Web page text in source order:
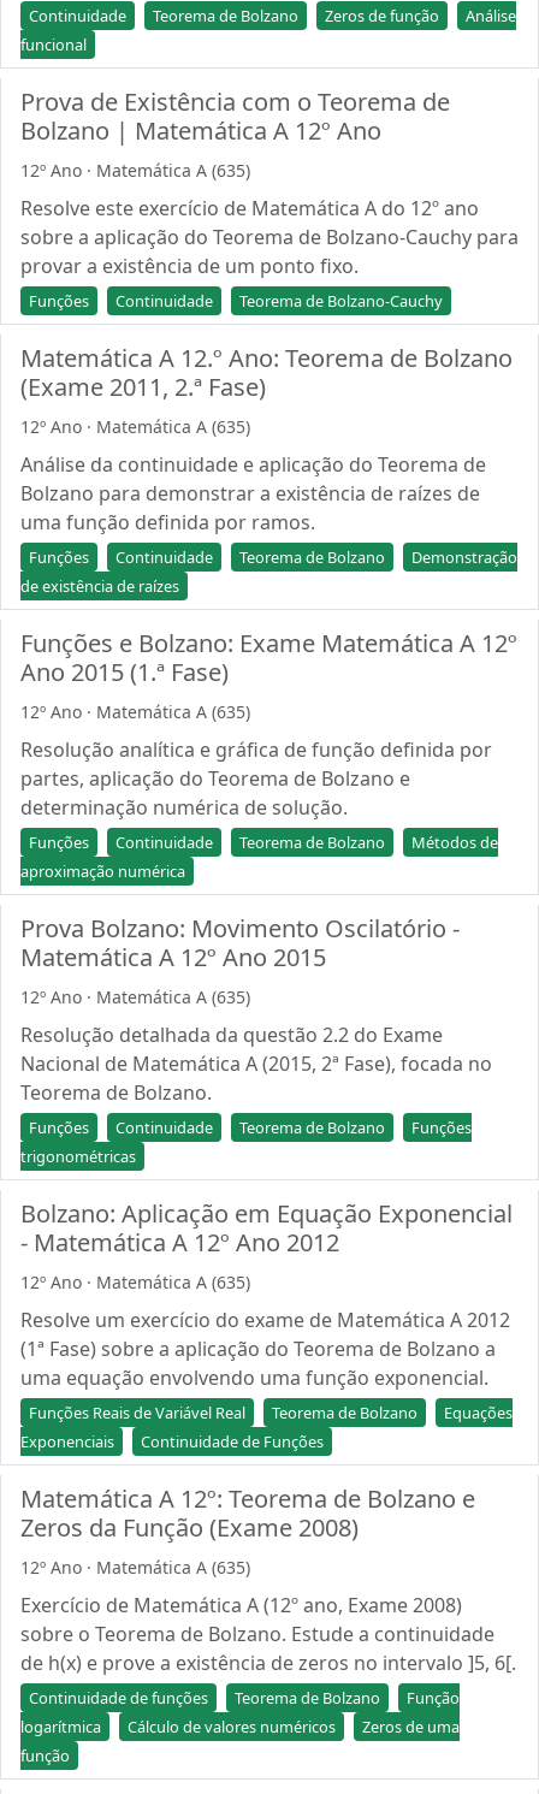
Continuidade Teorema de Bolzano Zeros de função
Análise
funcional
Prova de Existência com o Teorema de
Bolzano | Matemática A 12º Ano
12º Ano · Matemática A (635)
Resolve este exercício de Matemática A do 12º ano
sobre a aplicação do Teorema de Bolzano-Cauchy para
provar a existência de um ponto fixo.
Funções Continuidade Teorema de Bolzano-Cauchy
Matemática A 12.º Ano: Teorema de Bolzano
(Exame 2011, 2.ª Fase)
12º Ano · Matemática A (635)
Análise da continuidade e aplicação do Teorema de
Bolzano para demonstrar a existência de raízes de
uma função definida por ramos.
Funções Continuidade Teorema de Bolzano
Demonstração
de existência de raízes
Funções e Bolzano: Exame Matemática A 12º
Ano 2015 (1.ª Fase)
12º Ano · Matemática A (635)
Resolução analítica e gráfica de função definida por
partes, aplicação do Teorema de Bolzano e
determinação numérica de solução.
Funções Continuidade Teorema de Bolzano
Métodos de
aproximação numérica
Prova Bolzano: Movimento Oscilatório -
Matemática A 12º Ano 2015
12º Ano · Matemática A (635)
Resolução detalhada da questão 2.2 do Exame
Nacional de Matemática A (2015, 2ª Fase), focada no
Teorema de Bolzano.
Funções Continuidade Teorema de Bolzano
Funções
trigonométricas
Bolzano: Aplicação em Equação Exponencial
- Matemática A 12º Ano 2012
12º Ano · Matemática A (635)
Resolve um exercício do exame de Matemática A 2012
(1ª Fase) sobre a aplicação do Teorema de Bolzano a
uma equação envolvendo uma função exponencial.
Funções Reais de Variável Real Teorema de Bolzano
Equações
Exponenciais
Continuidade de Funções
Matemática A 12º: Teorema de Bolzano e
Zeros da Função (Exame 2008)
12º Ano · Matemática A (635)
Exercício de Matemática A (12º ano, Exame 2008)
sobre o Teorema de Bolzano. Estude a continuidade
de h(x) e prove a existência de zeros no intervalo ]5, 6[.
Continuidade de funções Teorema de Bolzano
Função
logarítmica
Cálculo de valores numéricos
Zeros de uma
função